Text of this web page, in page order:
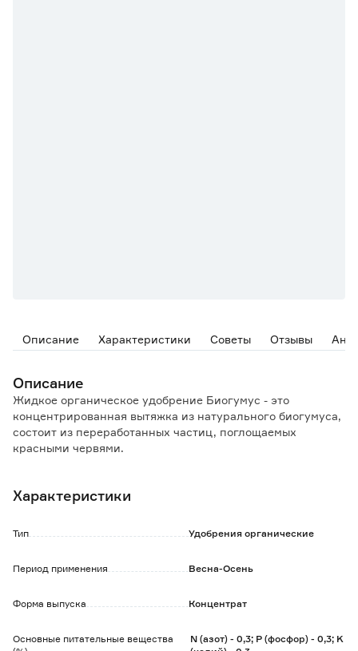
Описание Характеристики Советы Отзывы
Описание
Жидкое органическое удобрение Биогумус - это
концентрированная вытяжка из натурального биогумуса,
состоит из переработанных частиц, поглощаемых
красными червями.
антибиотиков, питательные составы для здорового роста
Продолжительность действия биогумуса более 5 лет, не
Удобрение можно применять с другими видами
Передозировка или обжиг растений невозможен, так как
и добавки.
Характеристики
Тип Удобрения органические
Период применения Весна-Осень
Форма выпуска Концентрат
Основные питательные вещества
N (азот) - 0,3; P (фосфор) - 0,3; K